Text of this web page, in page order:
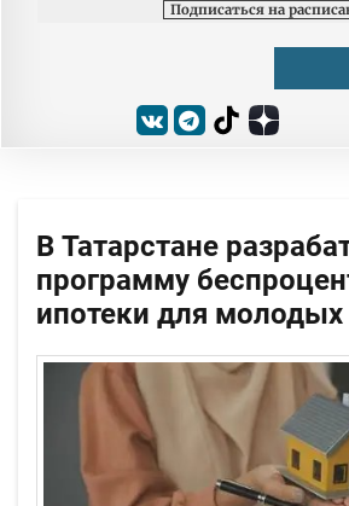
Подписаться на
В Татарстане
программу
ипотеки для